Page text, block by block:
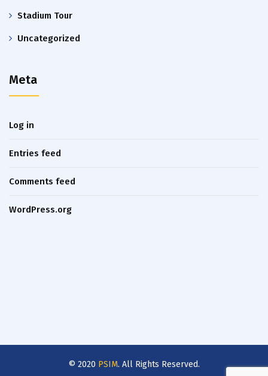
Stadium Tour
Uncategorized
Meta
Log in
Entries feed
Comments feed
WordPress.org
© 2020 PSIM. All Rights Reserved.